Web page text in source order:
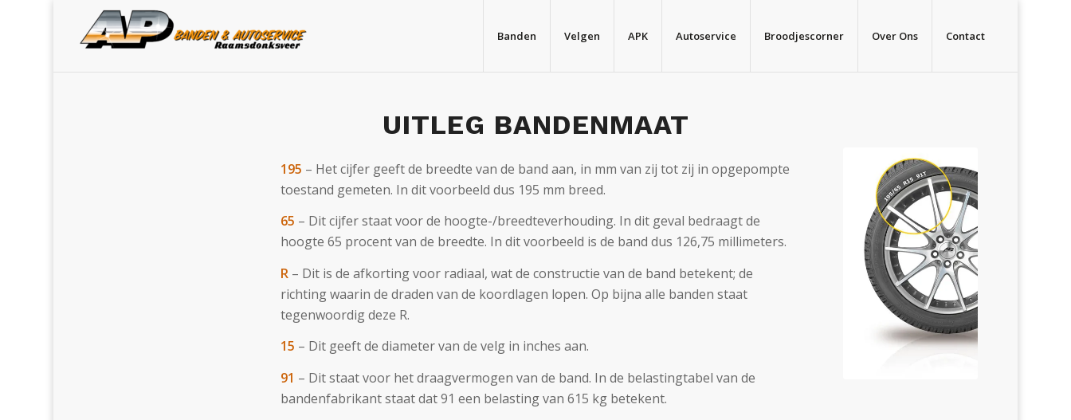
Banden Velgen APK Autoservice Broodjescorner Over Ons Contact
UITLEG BANDENMAAT
195 – Het cijfer geeft de breedte van de band aan, in mm van zij tot zij in opgepompte
toestand gemeten. In dit voorbeeld dus 195 mm breed.
65 – Dit cijfer staat voor de hoogte-/breedteverhouding. In dit geval bedraagt de
hoogte 65 procent van de breedte. In dit voorbeeld is de band dus 126,75 millimeters.
R – Dit is de afkorting voor radiaal, wat de constructie van de band betekent; de
richting waarin de draden van de koordlagen lopen. Op bijna alle banden staat
tegenwoordig deze R.
15 – Dit geeft de diameter van de velg in inches aan.
91 – Dit staat voor het draagvermogen van de band. In de belastingtabel van de
bandenfabrikant staat dat 91 een belasting van 615 kg betekent.